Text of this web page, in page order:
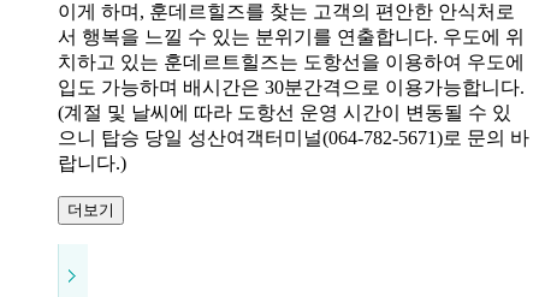
이게 하며, 훈데르힐즈를 찾는 고객의 편안한 안식처로
서 행복을 느낄 수 있는 분위기를 연출합니다. 우도에 위
치하고 있는 훈데르트힐즈는 도항선을 이용하여 우도에
입도 가능하며 배시간은 30분간격으로 이용가능합니다.
(계절 및 날씨에 따라 도항선 운영 시간이 변동될 수 있
으니 탑승 당일 성산여객터미널(064-782-5671)로 문의 바
랍니다.)
더보기